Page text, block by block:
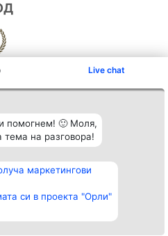
Live chat
помогнем! 🙂 Моля,
тема на разговора!
маркетингови
си в проекта "Орли"
на
за
Контакти
Контакти